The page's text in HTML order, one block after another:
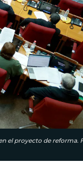
el proyecto de reforma.